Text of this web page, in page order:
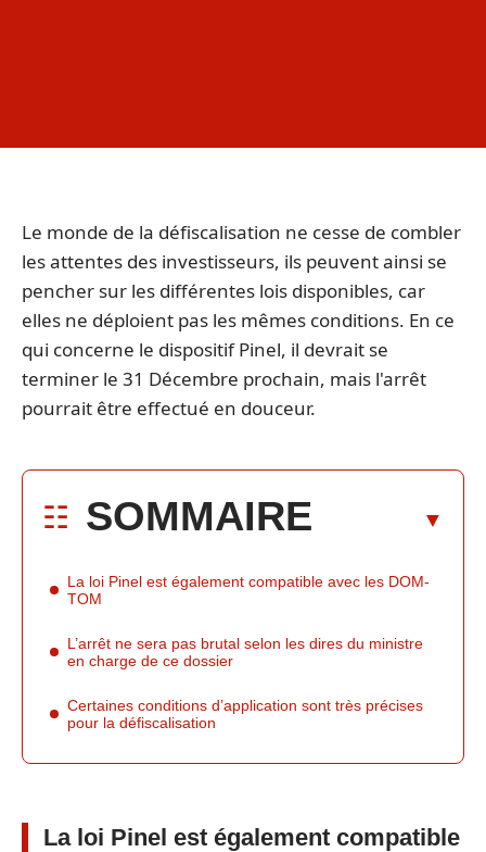
Le monde de la défiscalisation ne cesse de combler
les attentes des investisseurs, ils peuvent ainsi se
pencher sur les différentes lois disponibles, car
elles ne déploient pas les mêmes conditions. En ce
qui concerne le dispositif Pinel, il devrait se
terminer le 31 Décembre prochain, mais l'arrêt
pourrait être effectué en douceur.
SOMMAIRE
La loi Pinel est également compatible avec les DOM-
TOM
L’arrêt ne sera pas brutal selon les dires du ministre
en charge de ce dossier
Certaines conditions d’application sont très précises
pour la défiscalisation
La loi Pinel est également compatible